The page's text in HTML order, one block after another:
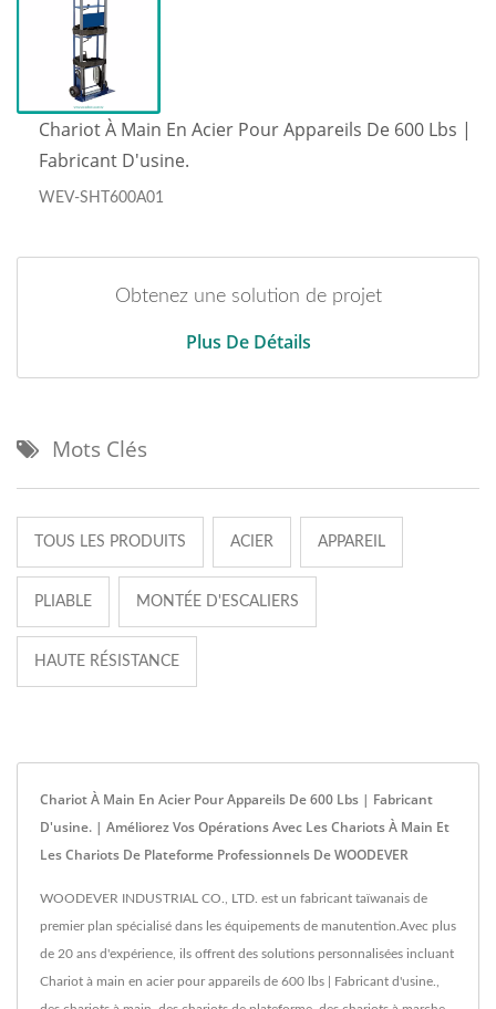
Chariot À Main En Acier Pour Appareils De 600 Lbs |
Fabricant D'usine.
WEV-SHT600A01
Obtenez une solution de projet
Plus De Détails
Mots Clés
TOUS LES PRODUITS ACIER APPAREIL
PLIABLE MONTÉE D'ESCALIERS
HAUTE RÉSISTANCE
Chariot À Main En Acier Pour Appareils De 600 Lbs | Fabricant
D'usine. | Améliorez Vos Opérations Avec Les Chariots À Main Et
Les Chariots De Plateforme Professionnels De WOODEVER
WOODEVER INDUSTRIAL CO., LTD. est un fabricant taïwanais de
premier plan spécialisé dans les équipements de manutention.Avec plus
de 20 ans d'expérience, ils offrent des solutions personnalisées incluant
Chariot à main en acier pour appareils de 600 lbs | Fabricant d'usine.,